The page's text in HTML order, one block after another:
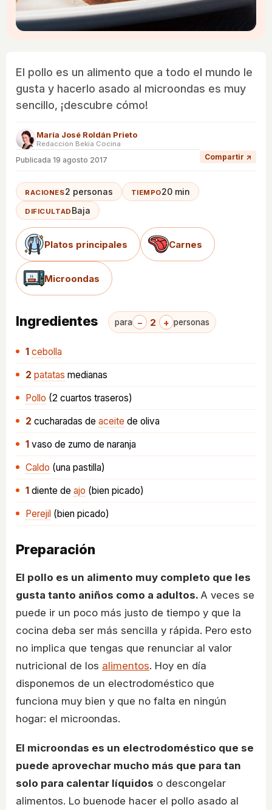
El pollo es un alimento que a todo el mundo le
gusta y hacerlo asado al microondas es muy
sencillo, ¡descubre cómo!
María José Roldán Prieto
Redacción Bekia Cocina
Publicada 19 agosto 2017 Compartir ↗
RACIONES2 personas TIEMPO20 min
DIFICULTAD Baja
Platos principales Carnes
Microondas
Ingredientes para − 2 + personas
1 cebolla
2 patatas medianas
Pollo (2 cuartos traseros)
2 cucharadas de aceite de oliva
1 vaso de zumo de naranja
Caldo (una pastilla)
1 diente de ajo (bien picado)
Perejil (bien picado)
Preparación
El pollo es un alimento muy completo que les
gusta tanto aniños como a adultos. A veces se
puede ir un poco más justo de tiempo y que la
cocina deba ser más sencilla y rápida. Pero esto
no implica que tengas que renunciar al valor
nutricional de los alimentos. Hoy en día
disponemos de un electrodoméstico que
funciona muy bien y que no falta en ningún
hogar: el microondas.
El microondas es un electrodoméstico que se
puede aprovechar mucho más que para tan
solo para calentar líquidos o descongelar
alimentos. Lo buenode hacer el pollo asado al